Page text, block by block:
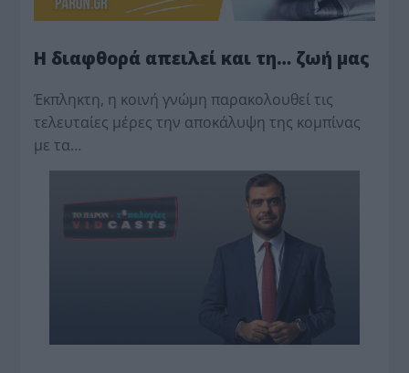
Η διαφθορά απειλεί και τη… ζωή μας
Έκπληκτη, η κοινή γνώμη παρακολουθεί τις
τελευταίες μέρες την αποκάλυψη της κο­μπίνας
με τα…